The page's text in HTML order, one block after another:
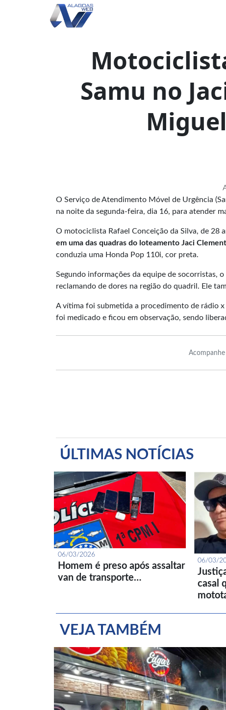
Samu no
O Serviço de Atendimento Móvel de Urgência
na noite da segunda-feira, dia 16, para atender
O motociclista Rafael Conceição da Silva, de 28
em uma das quadras do loteamento Jaci
conduzia uma Honda Pop 110i, cor preta.
Segundo informações da equipe de socorristas,
reclamando de dores na região do quadril. Ele
A vítima foi submetida a procedimento de rádio
foi medicado e ficou em observação, sendo
ÚLTIMAS NOTÍCIAS
06/03/2026
Homem é preso após assaltar
van de transporte…
06/03/
casal
VEJA TAMBÉM